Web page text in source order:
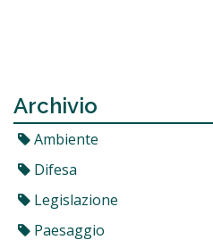
Archivio
Ambiente
Difesa
Legislazione
Paesaggio